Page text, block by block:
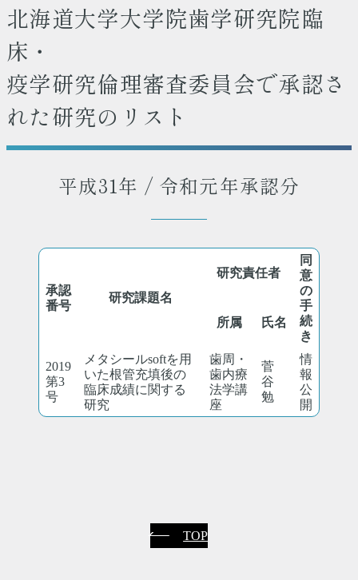
北海道大学大学院歯学研究院臨
床・
疫学研究倫理審査委員会で承認さ
れた研究のリスト
平成31年 / 令和元年承認分
承認
番号
研究課題名
研究責任者
同
意
の
手
続
き
所属 氏名
2019
第3
号
メタシールsoftを用
いた根管充填後の
臨床成績に関する
研究
歯周・
歯内療
法学講
座
菅
谷
勉
情
報
公
開
TOP